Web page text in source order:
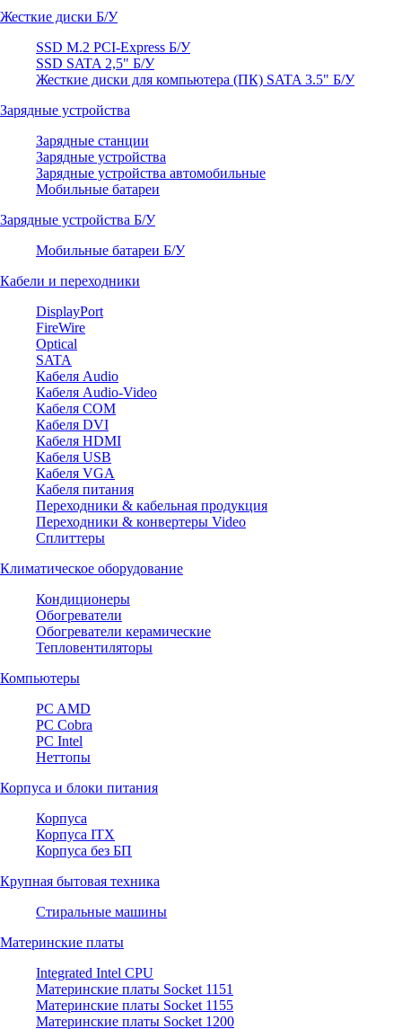
Жесткие диски Б/У
SSD M.2 PCI-Express Б/У
SSD SATA 2,5" Б/У
Жесткие диски для компьютера (ПК) SATA 3.5" Б/У
Зарядные устройства
Зарядные станции
Зарядные устройства
Зарядные устройства автомобильные
Мобильные батареи
Зарядные устройства Б/У
Мобильные батареи Б/У
Кабели и переходники
DisplayPort
FireWire
Optical
SATA
Кабеля Audio
Кабеля Audio-Video
Кабеля COM
Кабеля DVI
Кабеля HDMI
Кабеля USB
Кабеля VGA
Кабеля питания
Переходники & кабельная продукция
Переходники & конвертеры Video
Сплиттеры
Климатическое оборудование
Кондиционеры
Обогреватели
Обогреватели керамические
Тепловентиляторы
Компьютеры
PC AMD
PC Cobra
PC Intel
Неттопы
Корпуса и блоки питания
Корпуса
Корпуса ITX
Корпуса без БП
Крупная бытовая техника
Стиральные машины
Материнские платы
Integrated Intel CPU
Материнские платы Socket 1151
Материнские платы Socket 1155
Материнские платы Socket 1200